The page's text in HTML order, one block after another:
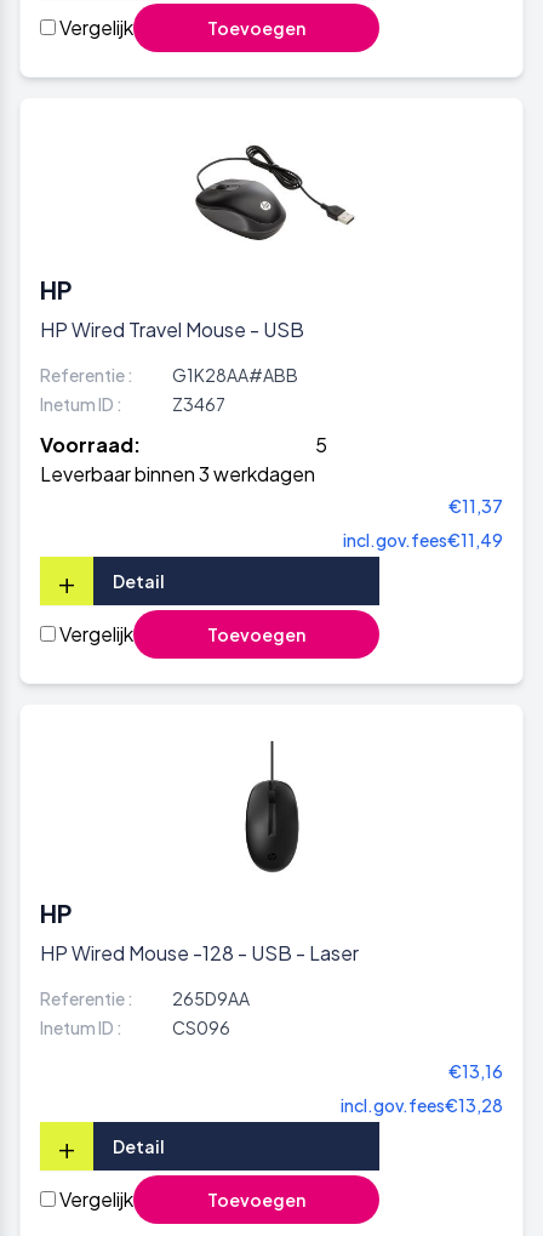
Vergelijk Toevoegen
HP
HP Wired Travel Mouse - USB
Referentie :
G1K28AA#ABB
Inetum ID :
Z3467
Voorraad:
5
Leverbaar binnen 3 werkdagen
€11,37
incl.gov.fees€11,49
+ Detail
Vergelijk Toevoegen
HP
HP Wired Mouse -128 - USB - Laser
Referentie :
265D9AA
Inetum ID :
CS096
€13,16
incl.gov.fees€13,28
+ Detail
Vergelijk Toevoegen